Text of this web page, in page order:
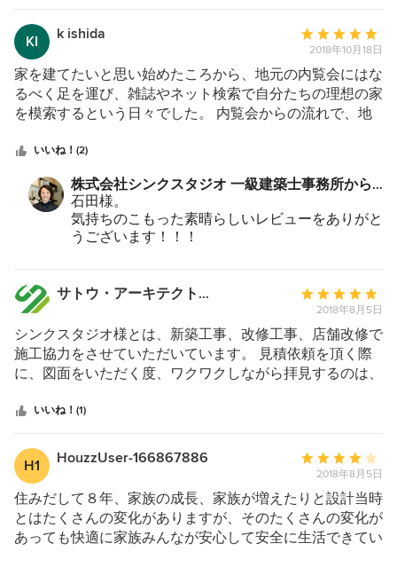
く説明してくださり、私にとっての良い家が少しずつ具体
的に形づくられていきました。 扉の色、棚の高さ、本棚
の奥行など、一つ一つ細かな点に至るまで、リクエストを
確認してくださり、迷った時には、いくつかの提案をいた
だき、好みのものを選択。 1年以上の時間を費やしその作
業を繰り返し、私が想像していた以上に、私にとって良
た。 先述のBGMが大音量で流れたことは、言うまでもあ
金額的には予算に上乗せが必要です。 ですが、家を建て
る機会は一生にそうそうあるものではないです。 プロフ
ェッショナルのデザイン、アドバイス、安心と安全、家を
建てる心弾む時間、建ててから住まう充実感と喜びを思い
杉野さんの設計者の提案を尊重して頂ける決断に
は、提案した私の方が驚きを隠せませんでした。
打合せの時はカメラの話や釣りの話など、趣味の
お話ばかりしていたような気がします笑
こんごとも家族共々末永いお付き合いをどうぞよ
ろしくお願い致します。
KI k ishida
平
均
評
価：
5
星
2018年10月18日
家を建てたいと思い始めたころから、地元の内覧会にはな
るべく足を運び、雑誌やネット検索で自分たちの理想の家
を模索するという日々でした。 内覧会からの流れで、地
とになりました。 期待いっぱいで設計図を見せてもらっ
ても、いつも惹かれるところがなく、こちらの思いを伝え
てもう1度設計図を書き直していただくという作業の繰り
返しが数ヶ月…。 どこの工務店にお願いしても同じことの
繰り返しで、1年近くの時間が経ち、家を建てる楽しさも
にお願いして、事細かく希望を伝えて少しでも自分たちの
理想の家に近づけようと、1つの工務店と契約をする決心
をした頃、ふと目にとまったのが、ある内覧会でもらった
建築家展のチラシでした。 最後の砦で、その建築家展に
行くことに。 そこでシンクスタジオの杉本さんとお話を
させていただいて、夫婦ともに、是非杉本さんにお願いし
運んでいただいて設計図と模型を持ってきていただきまし
かった沢山のことが、すんなり伝わって形になっていくこ
とに本当に感動しました。 こちらの希望を全て丸呑みで
受け入れるのではなく、見た目だけが良くても使い勝手が
悪いところはきちんと説明していただいたので、とても信
頼感がありました。 着工してからも、細かいところまで
何度も相談に乗っていただき、本当に感謝しています。
いいね！(2)
株式会社シンクスタジオ 一級建築士事務所から
のコメント：
石田様。
気持ちのこもった素晴らしいレビューをありがと
うございます！！！
トでしたね！
おしゃれな石田さんファミリーと色々とお話しさ
せて頂き、これは必ずいい家ができると確信した
ことを覚えています。
ご夫妻の優しいお人柄と可愛いお子さん達のおか
げで沢山の人が来てくださり、結果新宮勝浦で沢
なりました。
これからもメンテナンスなど色々と出てくると思
いますが、今まで通りお気軽になんでも相談して
今後とも家族ぐるみのお付き合いをどうぞよろし
くお願い致します。
サトウ・アーキテクト株式会社
平
評
価：
5
中
星
5
2018年8月5日
シンクスタジオ様とは、新築工事、改修工事、店舗改修で
施工協力をさせていただいています。 見積依頼を頂く際
に、図面をいただく度、ワクワクしながら拝見するのは、
き、施工させていただく際には、施主様サイドに立っての
厳しい施工監理、そして、施工者サイドへは適切な指示、
決定により、どの建物もクオリティーの高いな仕上りとな
っています。 引渡しをしてからも、どんな小さな不具合
の発生に対しても、改善の知恵をいただき、建物に対する
愛情表現をご教授いただいています。 今後共、素晴らし
い夢の形（建物）を描いてしていただき、我々もそのお手
伝いをさせて頂く事が出来れば幸いに存じます。
いいね！(1)
H1 HouzzUser-166867886
平
評
価：
5
2018年8月5日
住みだして８年、家族の成長、家族が増えたりと設計当時
とはたくさんの変化がありますが、そのたくさんの変化が
あっても快適に家族みんなが安心して安全に生活できてい